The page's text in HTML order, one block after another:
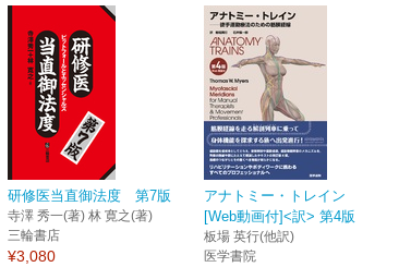
研修医当直御法度 第7版
寺澤 秀一(著) 林 寛之(著)
三輪書店
¥3,080
アナトミー・トレイン
[Web動画付]<訳> 第4版
板場 英行(他訳)
医学書院